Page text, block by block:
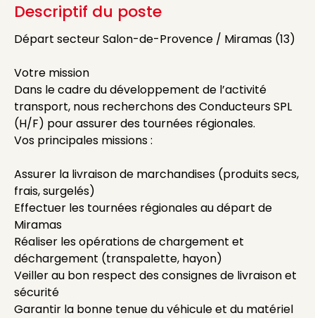
Descriptif du poste
Départ secteur Salon-de-Provence / Miramas (13)
Votre mission
Dans le cadre du développement de l’activité
transport, nous recherchons des Conducteurs SPL
(H/F) pour assurer des tournées régionales.
Vos principales missions :
Assurer la livraison de marchandises (produits secs,
frais, surgelés)
Effectuer les tournées régionales au départ de
Miramas
Réaliser les opérations de chargement et
déchargement (transpalette, hayon)
Veiller au bon respect des consignes de livraison et
sécurité
Garantir la bonne tenue du véhicule et du matériel